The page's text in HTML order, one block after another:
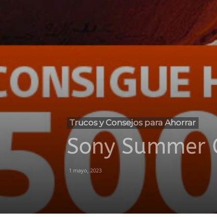
Trucos y Consejos para Ahorrar
Sony Summer
1 mayo, 2023